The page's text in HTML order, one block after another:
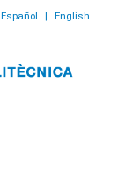
Español | English